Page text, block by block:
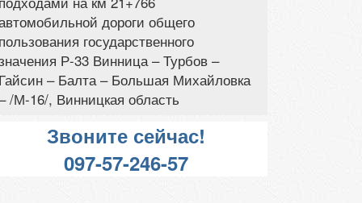
дороги общего
государственного
Р-33 Винница – Турбов –
– Балта – Большая Михайловка
/М-16/, Винницкая область
Звоните сейчас!
097-57-246-57